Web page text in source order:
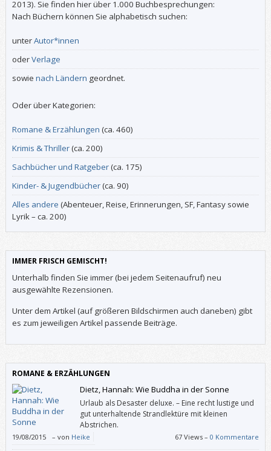
2013). Sie finden hier über 1.000 Buchbesprechungen:
Nach Büchern können Sie alphabetisch suchen:
unterAutor*innen
oderVerlage
sowie nach Ländern geordnet.
Oder über Kategorien:
Romane & Erzählungen (ca. 460)
Krimis & Thriller(ca. 200)
Sachbücher und Ratgeber(ca. 175)
Kinder- & Jugendbücher(ca. 90)
Alles andere (Abenteuer, Reise, Erinnerungen, SF, Fantasy sowie
Lyrik – ca. 200)
IMMER FRISCH GEMISCHT!
Unterhalb finden Sie immer (bei jedem Seitenaufruf) neu
ausgewählte Rezensionen.
Unter dem Artikel (auf größeren Bildschirmen auch daneben) gibt
es zum jeweiligen Artikel passende Beiträge.
ROMANE & ERZÄHLUNGEN
Dietz, Hannah: Wie Buddha in der Sonne
Urlaub als Desaster deluxe. – Eine recht lustige und
gut unterhaltende Strandlektüre mit kleinen
Abstrichen.
19/08/2015 – von Heike 67 Views –0 Kommentare